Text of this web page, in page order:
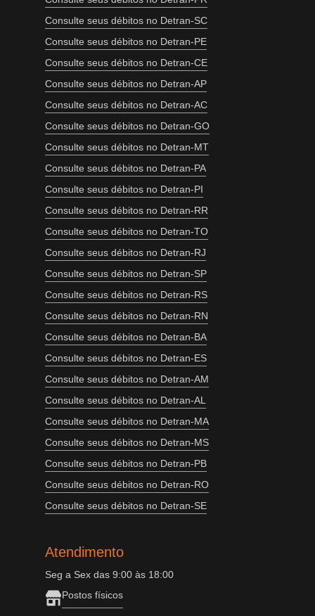
Consulte seus débitos no Detran-SC
Consulte seus débitos no Detran-PE
Consulte seus débitos no Detran-CE
Consulte seus débitos no Detran-AP
Consulte seus débitos no Detran-AC
Consulte seus débitos no Detran-GO
Consulte seus débitos no Detran-MT
Consulte seus débitos no Detran-PA
Consulte seus débitos no Detran-PI
Consulte seus débitos no Detran-RR
Consulte seus débitos no Detran-TO
Consulte seus débitos no Detran-RJ
Consulte seus débitos no Detran-SP
Consulte seus débitos no Detran-RS
Consulte seus débitos no Detran-RN
Consulte seus débitos no Detran-BA
Consulte seus débitos no Detran-ES
Consulte seus débitos no Detran-AM
Consulte seus débitos no Detran-AL
Consulte seus débitos no Detran-MA
Consulte seus débitos no Detran-MS
Consulte seus débitos no Detran-PB
Consulte seus débitos no Detran-RO
Consulte seus débitos no Detran-SE
Atendimento
Seg a Sex das 9:00 às 18:00
Postos físicos